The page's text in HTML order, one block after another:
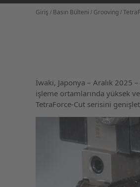
Giriş / Basın Bülteni / Grooving /
İwaki, Japonya – Aralık 2025
işleme ortamlarında yüksek
TetraForce-Cut serisini